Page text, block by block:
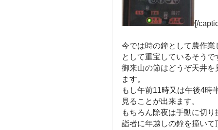
[/
今では時の鐘として農作
として重宝しているそうで
御来山の節はどうぞ天井
ます。
もし午前11時又は午後4時
見ることが出来ます。
もちろん除夜は手動に切
詣者に年越しの鐘を撞いて